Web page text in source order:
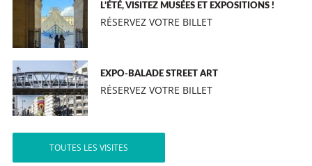
L’ÉTÉ, VISITEZ MUSÉES ET EXPOSITIONS !
RÉSERVEZ VOTRE BILLET
EXPO-BALADE STREET ART
RÉSERVEZ VOTRE BILLET
TOUTES LES VISITES